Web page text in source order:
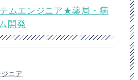
テムエンジニア★薬局・病
開発
ニア